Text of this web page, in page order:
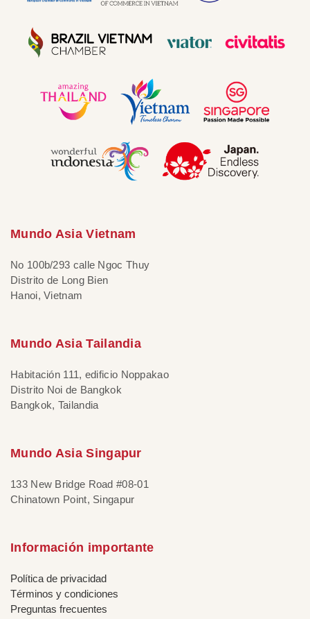
Mundo Asia Vietnam
No 100b/293 calle Ngoc Thuy
Distrito de Long Bien
Hanoi, Vietnam
Mundo Asia Tailandia
Habitación 111, edificio Noppakao
Distrito Noi de Bangkok
Bangkok, Tailandia
Mundo Asia Singapur
133 New Bridge Road #08-01
Chinatown Point, Singapur
Información importante
Política de privacidad
Términos y condiciones
Preguntas frecuentes